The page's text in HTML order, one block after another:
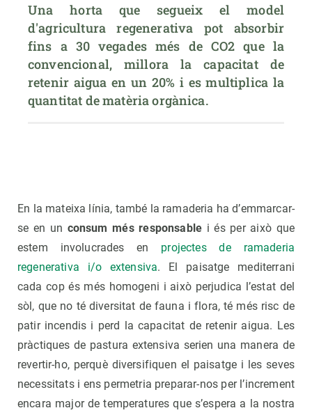
Una horta que segueix el model
d'agricultura regenerativa pot absorbir
fins a 30 vegades més de CO2 que la
convencional, millora la capacitat de
retenir aigua en un 20% i es multiplica la
quantitat de matèria orgànica.
En la mateixa línia, també la ramaderia ha d’emmarcar-
se en un consum més responsable i és per això que
estem involucrades en projectes de ramaderia
regenerativa i/o extensiva. El paisatge mediterrani
cada cop és més homogeni i això perjudica l’estat del
sòl, que no té diversitat de fauna i flora, té més risc de
patir incendis i perd la capacitat de retenir aigua. Les
pràctiques de pastura extensiva serien una manera de
revertir-ho, perquè diversifiquen el paisatge i les seves
necessitats i ens permetria preparar-nos per l’increment
encara major de temperatures que s’espera a la nostra